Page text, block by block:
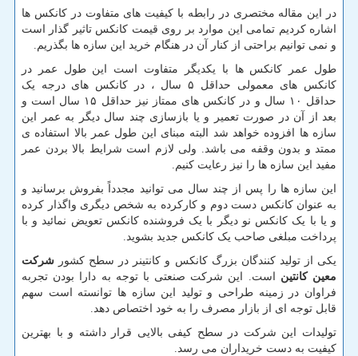
در این مقاله مختصری در رابطه با کیفیت های متفاوت در کانکس ها
اشاره کردیم تمامی این موارد بر روی قیمت کانکس تاثیر گذار است
و نمی توانیم براحتی از کنار آن در هنگام خرید این سازه ها بگذریم.
طول عمر کانکس ها با یکدیگر متفاوت است این طول عمر در
کانکس های معمولی حداقل ۵ سال ، در کانکس های درجه یک
حداقل ۱۰ سال و در کانکس های ممتاز نیز حداقل ۱۵ سال است و
بعد از آن در صورت تعمیر و یا بازسازی چند سال دیگر به عمر این
سازه ها افزوده خواهد شد البته مبنای این طول عمر بالا استفاده ی
ممتد و بدون وقفه می باشد. ولی لازم است شرایط بالا بردن عمر
مفید این سازه ها را نیز رعایت کنیم.
این سازه ها را پس از چند سال می توانید مجدداً بفروش برسانید و
به عنوان کانکس دست دوم و کارکرده به شخص دیگری واگذار کرده
و یا با یک کانکس نو دیگر با یک فروشنده کانکس تعویض نمائید و با
پرداخت مبلغی صاحب یک کانکس جدید بشوید.
یکی از تولید کنندگان بزرگ کانکس و کانتینر در سطح کشور شرکت
معین کانتین است. این شرکت صنعتی با توجه به دارا بودن تجربه
فراوان در زمینه طراحی و تولید این سازه ها توانسته است سهم
قابل توجه ای از بازار مصرف را به خود اختصاص دهد.
تولیدات این شرکت در سطح کیفی بالایی قرار داشته و با بهترین
کیفیت به دست خریداران می رسد.